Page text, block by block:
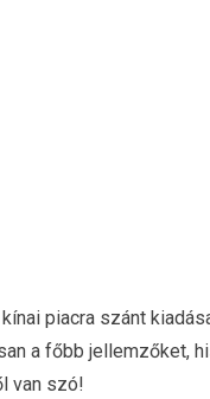
piacra szánt
a főbb jellemzőket,
van szó!